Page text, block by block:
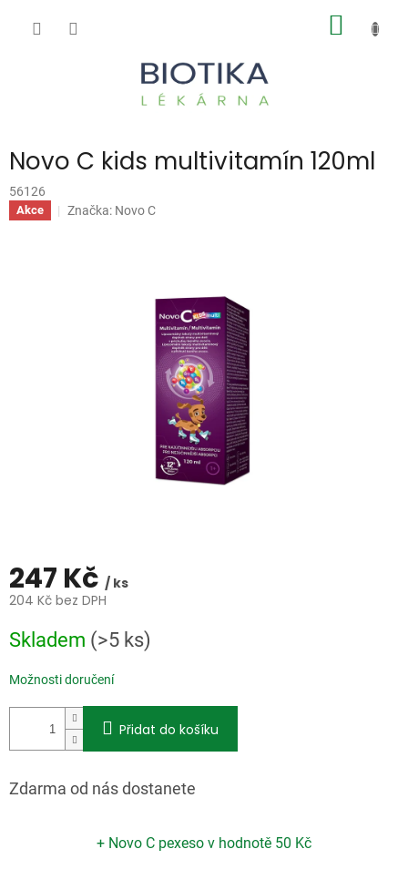
Novo C kids multivitamín 120ml
56126
Akce Značka: Novo C
247 Kč / ks
204 Kč bez DPH
cena:
Skladem (>5 ks)
Možnosti doručení
Přidat do košíku
Zdarma od nás dostanete
+ Novo C pexeso v hodnotě 50 Kč